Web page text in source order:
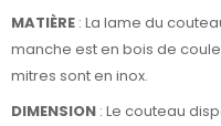
MATIÈRE : La lame du
manche est en bois de
mitres sont en inox.
DIMENSION : Le couteau